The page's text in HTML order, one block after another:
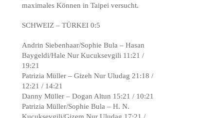
maximales Können in Taipei versucht.
SCHWEIZ – TÜRKEI 0:5
Andrin Siebenhaar/Sophie Bula – Hasan
Baygeldi/Hale Nur Kucuksevgili 11:21 /
19:21
Patrizia Müller – Gizeh Nur Uludag 21:18 /
12:21 / 14:21
Danny Müller – Dogan Altun 15:21 / 10:21
Patrizia Müller/Sophie Bula – H. N.